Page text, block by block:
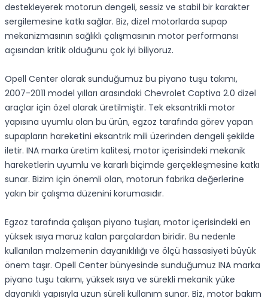
destekleyerek motorun dengeli, sessiz ve stabil bir karakter
sergilemesine katkı sağlar. Biz, dizel motorlarda supap
mekanizmasının sağlıklı çalışmasının motor performansı
açısından kritik olduğunu çok iyi biliyoruz.
Opell Center olarak sunduğumuz bu piyano tuşu takımı,
2007-2011 model yılları arasındaki Chevrolet Captiva 2.0 dizel
araçlar için özel olarak üretilmiştir. Tek eksantrikli motor
yapısına uyumlu olan bu ürün, egzoz tarafında görev yapan
supapların hareketini eksantrik mili üzerinden dengeli şekilde
iletir. INA marka üretim kalitesi, motor içerisindeki mekanik
hareketlerin uyumlu ve kararlı biçimde gerçekleşmesine katkı
sunar. Bizim için önemli olan, motorun fabrika değerlerine
yakın bir çalışma düzenini korumasıdır.
Egzoz tarafında çalışan piyano tuşları, motor içerisindeki en
yüksek ısıya maruz kalan parçalardan biridir. Bu nedenle
kullanılan malzemenin dayanıklılığı ve ölçü hassasiyeti büyük
önem taşır. Opell Center bünyesinde sunduğumuz INA marka
piyano tuşu takımı, yüksek ısıya ve sürekli mekanik yüke
dayanıklı yapısıyla uzun süreli kullanım sunar. Biz, motor bakım